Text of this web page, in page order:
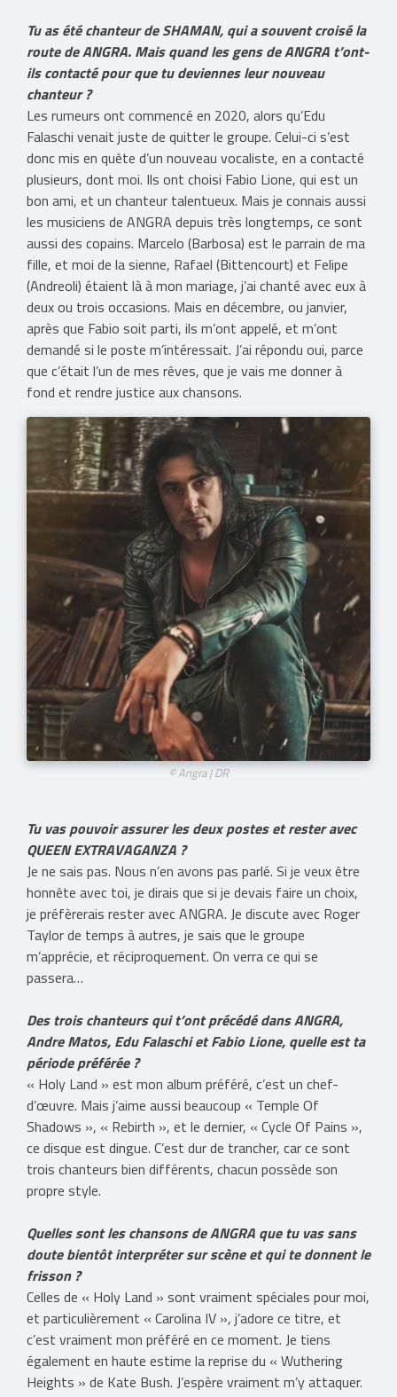
Tu as été chanteur de SHAMAN, qui a souvent croisé la
route de ANGRA. Mais quand les gens de ANGRA t’ont-
ils contacté pour que tu deviennes leur nouveau
chanteur ?
Les rumeurs ont commencé en 2020, alors qu’Edu
Falaschi venait juste de quitter le groupe. Celui-ci s’est
donc mis en quête d’un nouveau vocaliste, en a contacté
plusieurs, dont moi. Ils ont choisi Fabio Lione, qui est un
bon ami, et un chanteur talentueux. Mais je connais aussi
les musiciens de ANGRA depuis très longtemps, ce sont
aussi des copains. Marcelo (Barbosa) est le parrain de ma
fille, et moi de la sienne, Rafael (Bittencourt) et Felipe
(Andreoli) étaient là à mon mariage, j’ai chanté avec eux à
deux ou trois occasions. Mais en décembre, ou janvier,
après que Fabio soit parti, ils m’ont appelé, et m’ont
demandé si le poste m’intéressait. J’ai répondu oui, parce
que c’était l’un de mes rêves, que je vais me donner à
fond et rendre justice aux chansons.
© Angra | DR
Tu vas pouvoir assurer les deux postes et rester avec
QUEEN EXTRAVAGANZA ?
Je ne sais pas. Nous n’en avons pas parlé. Si je veux être
honnête avec toi, je dirais que si je devais faire un choix,
je préfèrerais rester avec ANGRA. Je discute avec Roger
Taylor de temps à autres, je sais que le groupe
m’apprécie, et réciproquement. On verra ce qui se
passera…
Des trois chanteurs qui t’ont précédé dans ANGRA,
Andre Matos, Edu Falaschi et Fabio Lione, quelle est ta
période préférée ?
« Holy Land » est mon album préféré, c’est un chef-
d’œuvre. Mais j’aime aussi beaucoup « Temple Of
Shadows », « Rebirth », et le dernier, « Cycle Of Pains »,
ce disque est dingue. C’est dur de trancher, car ce sont
trois chanteurs bien différents, chacun possède son
propre style.
Quelles sont les chansons de ANGRA que tu vas sans
doute bientôt interpréter sur scène et qui te donnent le
frisson ?
Celles de « Holy Land » sont vraiment spéciales pour moi,
et particulièrement « Carolina IV », j’adore ce titre, et
c’est vraiment mon préféré en ce moment. Je tiens
également en haute estime la reprise du « Wuthering
Heights » de Kate Bush. J’espère vraiment m’y attaquer.